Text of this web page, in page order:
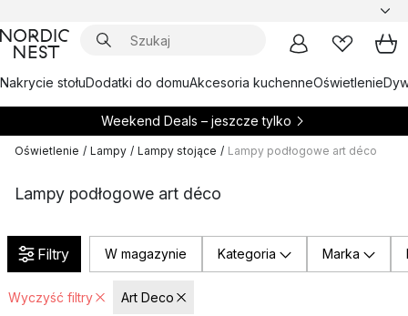
Nakrycie stołuDodatki do domuAkcesoria kuchenneOświetlenie
Weekend Deals – jeszcze tylko
Oświetlenie / Lampy / Lampy stojące / Lampy podłogowe art déco
Lampy podłogowe art déco
Filtry W magazynie Kategoria Marka
Wyczyść filtry Art Deco